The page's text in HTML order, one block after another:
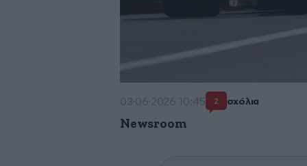
03·06·2026 10:45 2 σχόλια
Newsroom